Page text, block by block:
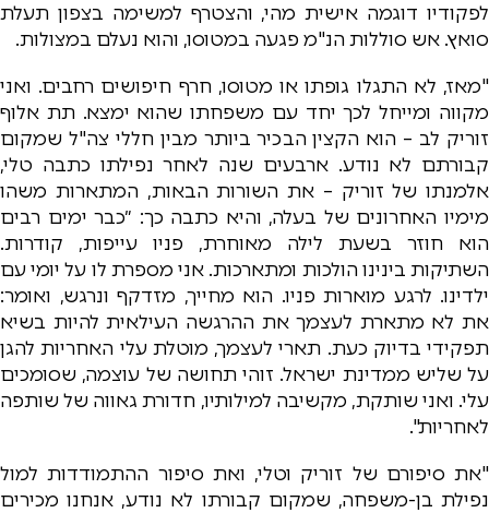
לפקודיו דוגמה אישית מהי, והצטרף למשימה בצפון תעלת
סואץ. אש סוללות הנ"מ פגעה במטוסו, והוא נעלם במצולות.
"מאז, לא התגלו גופתו או מטוסו, חרף חיפושים רחבים. ואני
מקווה ומייחל לכך יחד עם משפחתו שהוא ימצא. תת אלוף
זוריק לב – הוא הקצין הבכיר ביותר מבין חללי צה"ל שמקום
קבורתם לא נודע. ארבעים שנה לאחר נפילתו כתבה טלי,
אלמנתו של זוריק – את השורות הבאות, המתארות משהו
מימיו האחרונים של בעלה, והיא כתבה כך: ״כבר ימים רבים
הוא חוזר בשעת לילה מאוחרת, פניו עייפות, קודרות.
השתיקות בינינו הולכות ומתארכות. אני מספרת לו על יומי עם
ילדינו. לרגע מוארות פניו. הוא מחייך, מזדקף ונרגש, ואומר:
את לא מתארת לעצמך את ההרגשה העילאית להיות בשיא
תפקידי בדיוק כעת. תארי לעצמך, מוטלת עלי האחריות להגן
על שליש ממדינת ישראל. זוהי תחושה של עוצמה, שסומכים
עלי. ואני שותקת, מקשיבה למילותיו, חדורת גאווה של שותפה
לאחריות".
"את סיפורם של זוריק וטלי, ואת סיפור ההתמודדות למול
נפילת בן-משפחה, שמקום קבורתו לא נודע, אנחנו מכירים